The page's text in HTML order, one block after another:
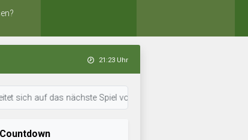
21:23 Uhr
das nächste Spiel vor. • 21:23 Uhr: WerderDolphins